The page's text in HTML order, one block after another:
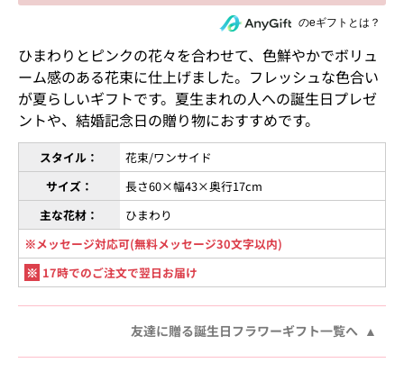
住所を知らない相手にeギフトで贈るのeギフトとは？
ひまわりとピンクの花々を合わせて、色鮮やかでボリュ
ーム感のある花束に仕上げました。フレッシュな色合い
が夏らしいギフトです。夏生まれの人への誕生日プレゼ
ントや、結婚記念日の贈り物におすすめです。
スタイル：
花束/ワンサイド
サイズ：
長さ60×幅43×奥行17cm
主な花材：
ひまわり
※メッセージ対応可(無料メッセージ30文字以内)
※ 17時でのご注文で翌日お届け
友達に贈る誕生日フラワーギフト一覧へ